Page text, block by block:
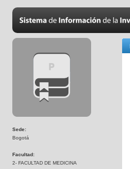
Sede:
Bogotá
Facultad:
2- FACULTAD DE MEDICINA